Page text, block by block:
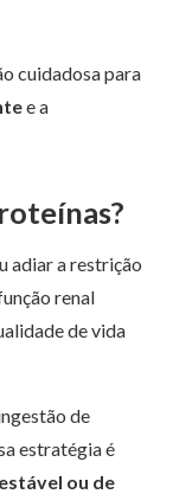
cuidadosa para
e a
adiar a restrição
renal
de vida
de
estratégia é
ou de